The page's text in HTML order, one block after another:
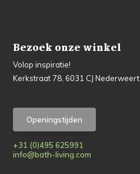
Bezoek onze winkel
Volop inspiratie!
Kerkstraat 78, 6031 CJ Nederweert
Openingstijden
+31 (0)495 625991
info@bath-living.com